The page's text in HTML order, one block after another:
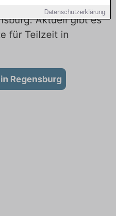
Datenschutzerklärung
Aktuell gibt es
für Teilzeit in
Regensburg